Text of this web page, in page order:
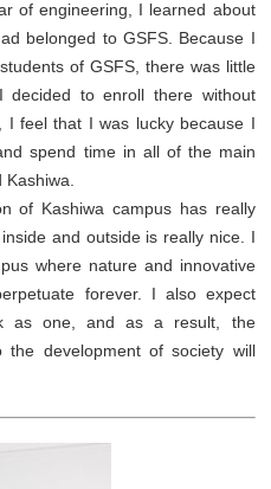
engineering, I learned about
belonged to GSFS. Because I
of GSFS, there was little
decided to enroll there without
I feel that I was lucky because I
spend time in all of the main
Kashiwa campus has really
and outside is really nice. I
where nature and innovative
forever. I also expect
as one, and as a result, the
the development of society will